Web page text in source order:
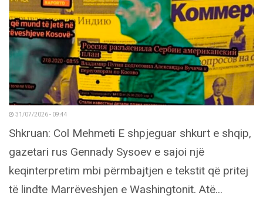
31/07/2026 - 09:44
Shkruan: Col Mehmeti E shpjeguar shkurt e shqip,
gazetari rus Gennady Sysoev e sajoi një
keqinterpretim mbi përmbajtjen e tekstit që pritej
të lindte Marrëveshjen e Washingtonit. Atë...